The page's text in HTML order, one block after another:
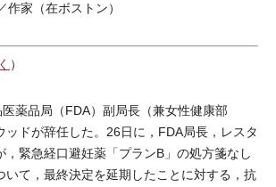
家（在ボストン）
）
薬品局（FDA）副局長（兼女性健康部
ッドが辞任した。26日に，FDA局長，レスタ
，緊急経口避妊薬「プランB」の処方箋なし
いて，最終決定を延期したことに対する，抗